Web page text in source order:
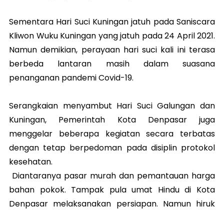
Sementara Hari Suci Kuningan jatuh pada Saniscara
Kliwon Wuku Kuningan yang jatuh pada 24 April 2021.
Namun demikian, perayaan hari suci kali ini terasa
berbeda lantaran masih dalam suasana
penanganan pandemi Covid-19.
Serangkaian menyambut Hari Suci Galungan dan
Kuningan, Pemerintah Kota Denpasar juga
menggelar beberapa kegiatan secara terbatas
dengan tetap berpedoman pada disiplin protokol
kesehatan.
Diantaranya pasar murah dan pemantauan harga
bahan pokok. Tampak pula umat Hindu di Kota
Denpasar melaksanakan persiapan. Namun hiruk